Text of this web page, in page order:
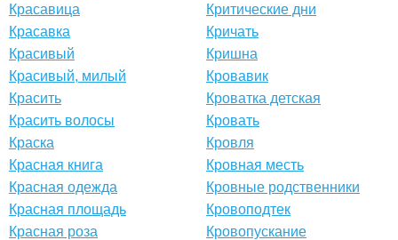
Красавица
Красавка
Красивый
Красивый, милый
Красить
Красить волосы
Краска
Красная книга
Красная одежда
Красная площадь
Красная роза
Критические дни
Кричать
Кришна
Кровавик
Кроватка детская
Кровать
Кровля
Кровная месть
Кровные родственники
Кровоподтек
Кровопускание